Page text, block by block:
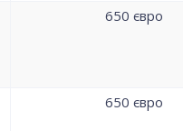
650 євро
650 євро